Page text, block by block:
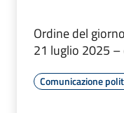
Ordine del
21 luglio 2025
Comunicazione